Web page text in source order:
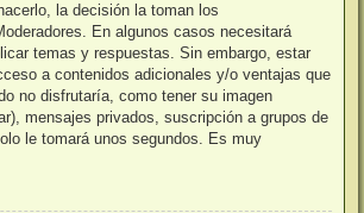
la decisión la toman los
En algunos casos necesitará
temas y respuestas. Sin embargo, estar
a contenidos adicionales y/o ventajas que
no disfrutaría, como tener su imagen
mensajes privados, suscripción a grupos de
le tomará unos segundos. Es muy